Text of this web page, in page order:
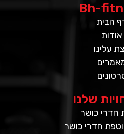
Bh-
הבית
אודות
עלינו
שלנו
חדרי כושר
חדרי כושר